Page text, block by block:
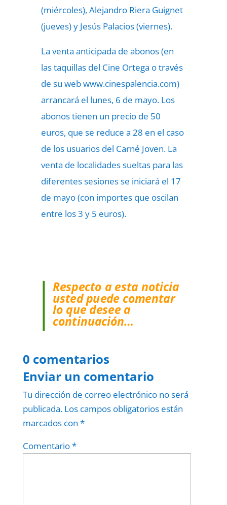
(miércoles), Alejandro Riera Guignet
(jueves) y Jesús Palacios (viernes).
La venta anticipada de abonos (en
las taquillas del Cine Ortega o través
de su web www.cinespalencia.com)
arrancará el lunes, 6 de mayo. Los
abonos tienen un precio de 50
euros, que se reduce a 28 en el caso
de los usuarios del Carné Joven. La
venta de localidades sueltas para las
diferentes sesiones se iniciará el 17
de mayo (con importes que oscilan
entre los 3 y 5 euros).
Respecto a esta noticia
usted puede comentar
lo que desee a
continuación…
0 comentarios
Enviar un comentario
Tu dirección de correo electrónico no será
publicada. Los campos obligatorios están
marcados con *
Comentario*